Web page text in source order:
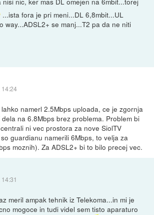
...ista fora je pri meni...DL 6,8mbit...UL
way...ADSL2+ se manj...T2 pa da ne niti
14:24
namerl 2.5Mbps uploada, ce je zgornja
dela na 6.8Mbps brez problema. Problem bi
ni vec prostora za nove SiolTV
guardianu namerili 6Mbps, to velja za
moznih). Za ADSL2+ bi to bilo precej vec.
meril ampak tehnik iz Telekoma...in mi je
mogoce in tudi videl sem tisto aparaturo